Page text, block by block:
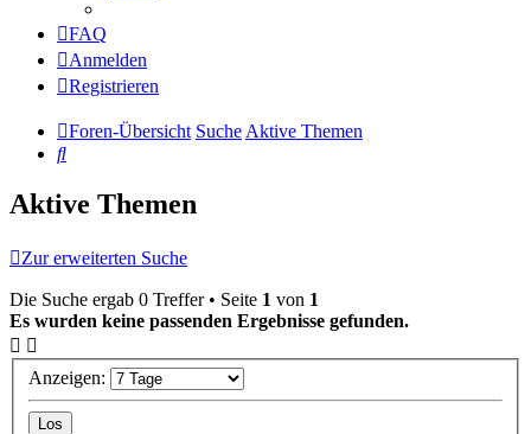
FAQ
Anmelden
Registrieren
Foren-Übersicht SucheAktive Themen
Suche
Aktive Themen
Zur erweiterten Suche
Die Suche ergab 0 Treffer • Seite 1 von 1
Es wurden keine passenden Ergebnisse gefunden.
Anzeigen: